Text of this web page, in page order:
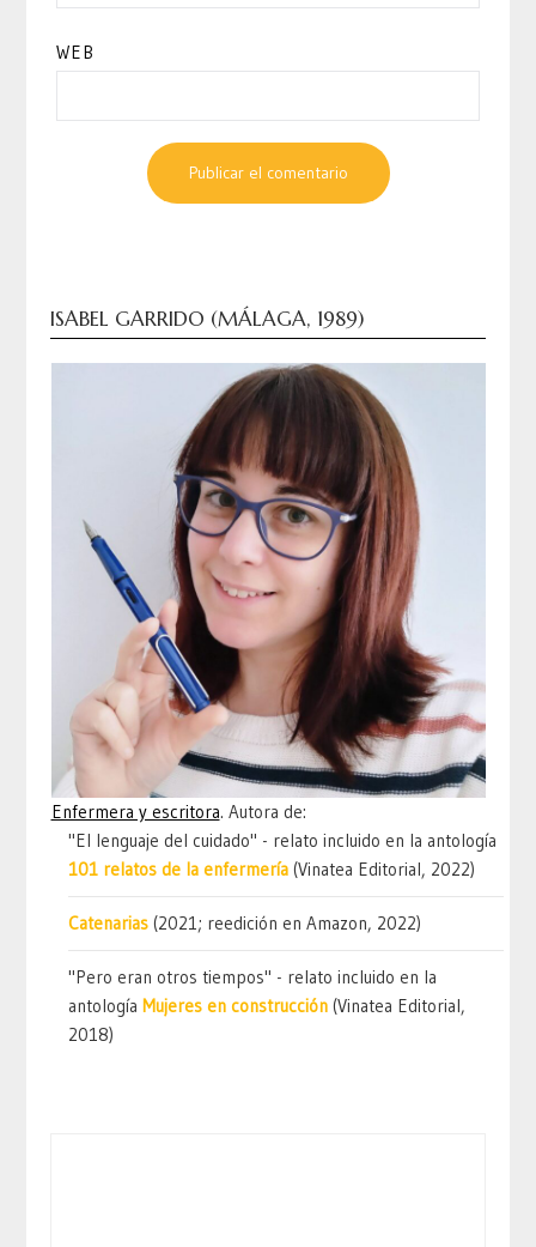
WEB
ISABEL GARRIDO (MÁLAGA, 1989)
Enfermera y escritora. Autora de:
"El lenguaje del cuidado" - relato incluido en la antología
101 relatos de la enfermería (Vinatea Editorial, 2022)
Catenarias (2021; reedición en Amazon, 2022)
"Pero eran otros tiempos" - relato incluido en la
antología Mujeres en construcción (Vinatea Editorial,
2018)